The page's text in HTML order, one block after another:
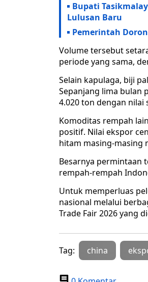
Bupati
Lulusan Baru
Pemerintah
Volume tersebut
periode yang sama,
Selain kapulaga, biji
Sepanjang lima bulan
4.020 ton dengan nilai
Komoditas rempah
positif. Nilai ekspor
hitam masing-masing
Besarnya permintaan
rempah-rempah
Untuk memperluas
nasional melalui
Trade Fair 2026 yang
Tag: china